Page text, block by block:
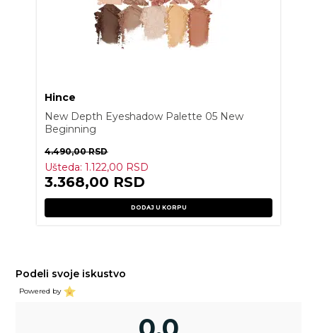
Hince
New Depth Eyeshadow Palette 05 New
Beginning
4.490,00RSD
Ušteda:1.122,00 RSD
3.368,00 RSD
DODAJ U KORPU
Podeli svoje iskustvo
Powered by